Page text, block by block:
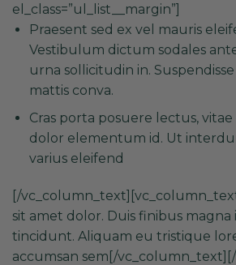
el_class=”ul_list__margin”]
Praesent sed ex vel mauris
Vestibulum dictum sodales
urna sollicitudin in.
mattis conva.
Cras porta posuere lectus,
dolor elementum id. Ut
varius eleifend
[/
sit amet dolor. Duis finibus magna
tincidunt. Aliquam eu tristique
accumsan sem[/